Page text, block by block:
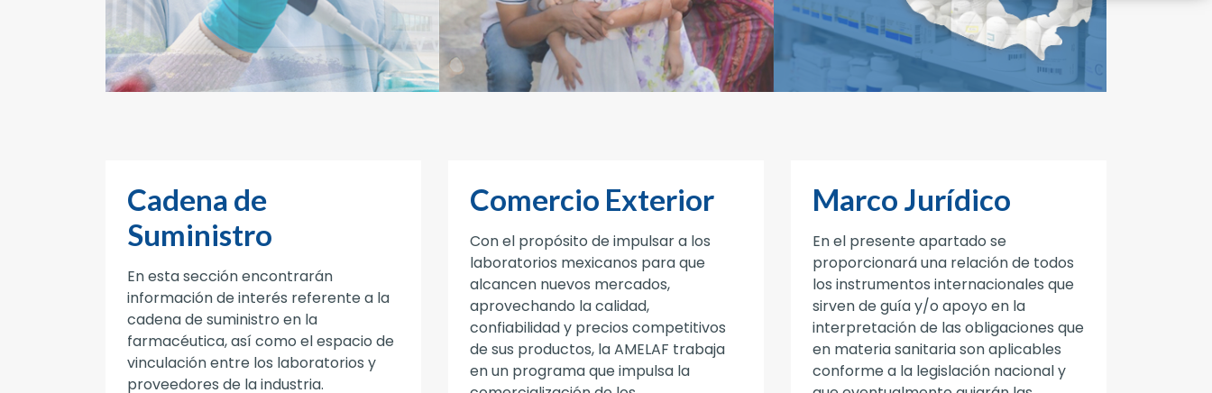
Cadena de
Suministro
En esta sección encontrarán
información de interés referente a la
cadena de suministro en la
farmacéutica, así como el espacio de
vinculación entre los laboratorios y
proveedores de la industria.
Comercio Exterior
Con el propósito de impulsar a los
laboratorios mexicanos para que
alcancen nuevos mercados,
aprovechando la calidad,
confiabilidad y precios competitivos
de sus productos, la AMELAF trabaja
en un programa que impulsa la
Marco Jurídico
En el presente apartado se
proporcionará una relación de todos
los instrumentos internacionales que
sirven de guía y/o apoyo en la
interpretación de las obligaciones que
en materia sanitaria son aplicables
conforme a la legislación nacional y